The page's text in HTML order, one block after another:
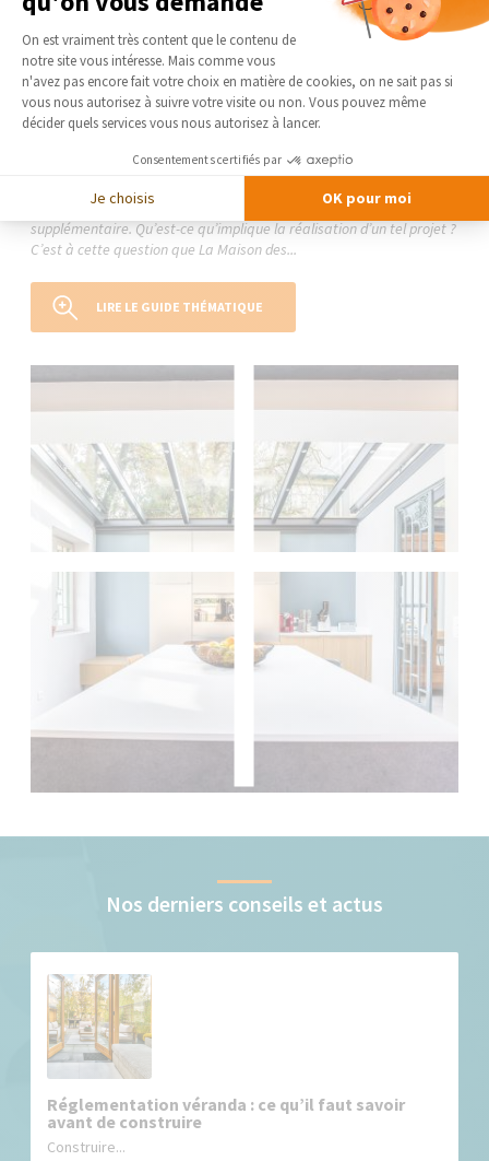
Le guide thématique
Construction de véranda
La construction d’une véranda représente l’une des solutions
luminosité, elle confère à votre habitation un confort et de l’espace
supplémentaire. Qu’est-ce qu’implique la réalisation d’un tel projet ?
C’est à cette question que La Maison des...
LIRE LE GUIDE THÉMATIQUE
Nos derniers conseils et actus
Réglementation véranda : ce qu’il faut savoir
avant de construire
Construire...
Plateforme de Gestion du
On est vraiment très content que le contenu de
notre site vous intéresse. Mais comme vous
n'avez pas encore fait votre choix en matière de cookies, on ne sait pas si
vous nous autorisez à suivre votre visite ou non. Vous pouvez même
décider quels services vous nous autorisez à lancer.
Consentements certifiés par
Je choisis OK pour moi
Axeptio consent